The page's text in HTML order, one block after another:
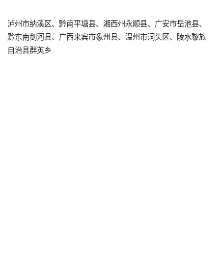
泸州市纳溪区、黔南平塘县、湘西州永顺县、广安市岳池县、
黔东南剑河县、广西来宾市象州县、温州市洞头区、陵水黎族
自治县群英乡